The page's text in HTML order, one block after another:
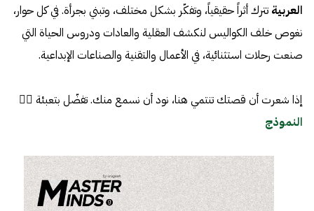
العربية تترك أثراً حقيقياً، وتفكّر بشكل مختلف، وتبني بجرأة. في كل حوار،
نغوص خلف الكواليس لنكشف العقلية والعادات ودروس الحياة التي
صنعت رحلات استثنائية، في الأعمال والتقنية والصناعات الإبداعية.
إذا شعرت أن قصتك تنتمي هنا، نود أن نسمع منك. تفضّل بتعبئة 👈🏼
النموذج